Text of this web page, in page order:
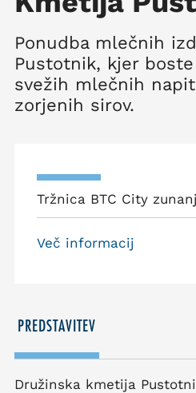
Ponudba mlečnih
Pustotnik, kjer
svežih mlečnih
zorjenih sirov.
Tržnica BTC City
Več informacij
PREDSTAVITEV
Družinska kmetija